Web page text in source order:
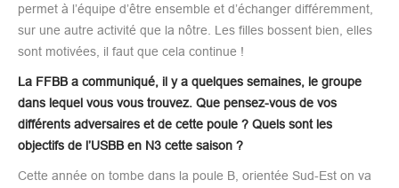
permet à l’équipe d’être ensemble et d’échanger différemment,
sur une autre activité que la nôtre. Les filles bossent bien, elles
sont motivées, il faut que cela continue !
La FFBB a communiqué, il y a quelques semaines, le groupe
dans lequel vous vous trouvez. Que pensez-vous de vos
différents adversaires et de cette poule ? Quels sont les
objectifs de l’USBB en N3 cette saison ?
Cette année on tombe dans la poule B, orientée Sud-Est on va